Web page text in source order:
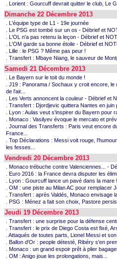
. Lorient : Gourcuff devrait quitter le club, Le
Dimanche 22 Décembre 2013
. L'équipe type de L1 - 19e journée
. Le PSG est tombé sur un os - Débrief et
. L'OL n'a pas retenu la leçon - Débrief et
. L'OM garde sa bonne étoile - Débrief et
. Lille : le PSG ? Même pas peur !
. Transfert : Mbaye Niang, le sauveur de
Samedi 21 Décembre 2013
. Le Bayern sur le toit du monde !
. J19 : Panorama / Sochaux y croit encore,
de l'air...
. Les Verts annoncent la couleur - Débrief et
. Transfert : Djordjevic quittera Nantes en
. Lyon : Aulas veut s'inspirer du Bayern pour
. Monaco : Vasilyev évoque le mercato et
. Journal des Transferts : Paris veut encore
France...
. Top Déclarations : Messi voit rouge,
les fesses...
Vendredi 20 Décembre 2013
. Monaco trébuche contre Valenciennes... -
. Euro 2016 : la France devra disputer les
. Lyon : Gourcuff lance un pavé dans la mare !
. OM : une piste au Milan AC pour remplacer
. Transfert : après Valdés, Monaco envisage
. PSG : Ménez a fait son choix, Pastore
Jeudi 19 Décembre 2013
. Transfert : une surprise pour la défense
. Transfert : le prix de Diego Costa est fixé,
. Attaqués de toutes parts, Lionel Messi et
. Ballon d'Or : people détesté, Ribéry s'en
. Monaco : un grand espoir prêt à plier
. OM : Anigo joue les prolongations, mais...